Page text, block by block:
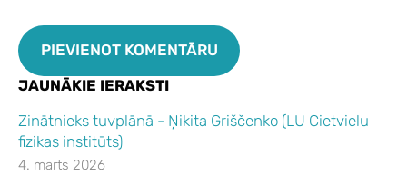
JAUNĀKIE IERAKSTI
Zinātnieks tuvplānā - Ņikita Griščenko (LU Cietvielu
fizikas institūts)
4. marts 2026